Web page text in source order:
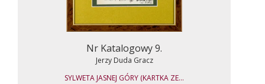
Nr Katalogowy 9.
Jerzy Duda Gracz
SYLWETA JASNEJ GÓRY (KARTKA ZE...